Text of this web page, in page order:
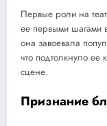
Первые роли на
ее первыми шагами
она завоевала
что подтолкнуло
сцене.
Признание